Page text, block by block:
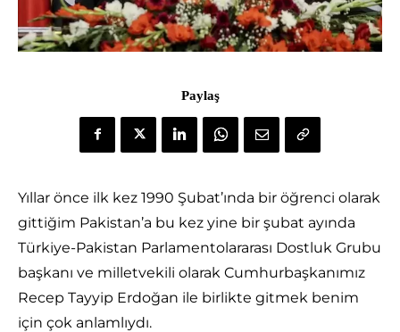
Paylaş
Yıllar önce ilk kez 1990 Şubat’ında bir öğrenci olarak
gittiğim Pakistan’a bu kez yine bir şubat ayında
Türkiye-Pakistan Parlamentolararası Dostluk Grubu
başkanı ve milletvekili olarak Cumhurbaşkanımız
Recep Tayyip Erdoğan ile birlikte gitmek benim
için çok anlamlıydı.